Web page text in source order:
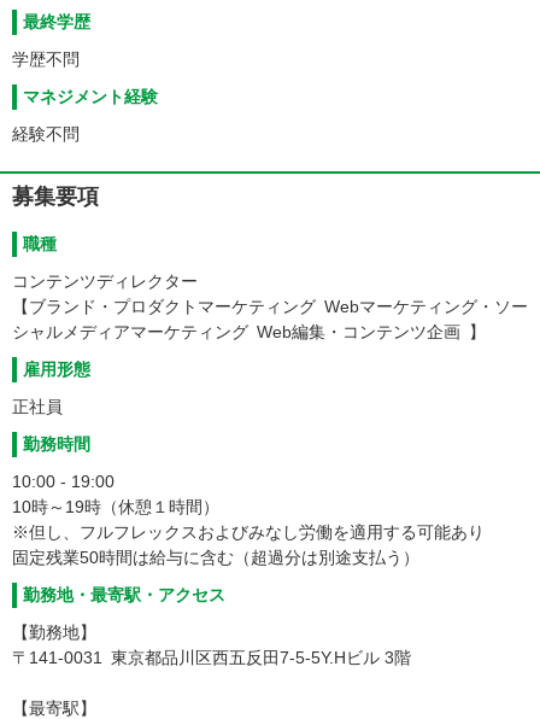
最終学歴
学歴不問
マネジメント経験
経験不問
募集要項
職種
コンテンツディレクター
【ブランド・プロダクトマーケティング Webマーケティング・ソー
シャルメディアマーケティング Web編集・コンテンツ企画 】
雇用形態
正社員
勤務時間
10:00 - 19:00
10時～19時（休憩１時間）
※但し、フルフレックスおよびみなし労働を適用する可能あり
固定残業50時間は給与に含む（超過分は別途支払う）
勤務地・最寄駅・アクセス
【勤務地】
〒141-0031 東京都品川区西五反田7-5-5Y.Hビル 3階
【最寄駅】